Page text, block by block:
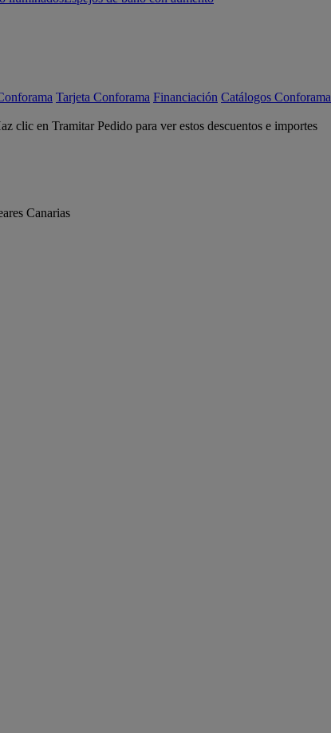
Tarjeta Conforama Financiación Catálogos Conforama
clic en Tramitar Pedido para ver estos descuentos e importes
Canarias